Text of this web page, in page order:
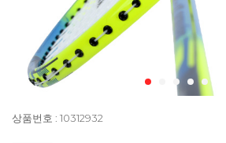
상품번호 : 10312932